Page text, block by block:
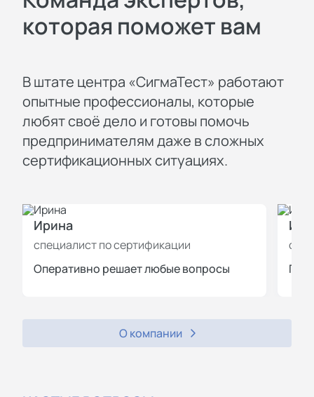
которая поможет вам
В штате центра «СигмаТест» работают
опытные профессионалы, которые
любят своё дело и готовы помочь
предпринимателям даже в сложных
сертификационных ситуациях.
Ирина
специалист по сертификации
Оперативно решает любые вопросы
О компании